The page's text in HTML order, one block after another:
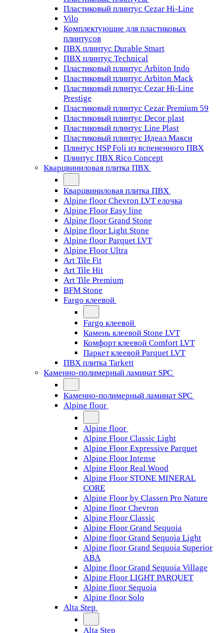
Пластиковый плинтус Cezar Hi-Line
Vilo
Комплектующие для пластиковых
плинтусов
ПВХ плинтус Durable Smart
ПВХ плинтус Technical
Пластиковый плинтус Arbiton Indo
Пластиковый плинтус Arbiton Mack
Пластиковый плинтус Cezar Hi-Line
Prestige
Пластиковый плинтус Cezar Premium 59
Пластиковый плинтус Decor plast
Пластиковый плинтус Line Plast
Пластиковый плинтус Идеал Макси
Плинтус HSP Foli из вспененного ПВХ
Плинтус ПВХ Rico Concept
Кварцвиниловая плитка ПВХ
Кварцвиниловая плитка ПВХ
Alpine floor Chevron LVT елочка
Alpine Floor Easy line
Alpine floor Grand Stone
Alpine floor Light Stone
Alpine floor Parquet LVT
Alpine Floor Ultra
Art Tile Fit
Art Tile Hit
Art Tile Premium
BFM Stone
Fargo клеевой
Fargo клеевой
Камень клеевой Stone LVT
Комфорт клеевой Comfort LVT
Паркет клеевой Parquet LVT
ПВХ плитка Tarkett
Каменно-полимерный ламинат SPC
Каменно-полимерный ламинат SPC
Alpine floor
Alpine floor
Alpine Floor Classic Light
Alpine Floor Expressive Parquet
Alpine Floor Intense
Alpine Floor Real Wood
Alpine Floor STONE MINERAL
CORE
Alpine Floor by Classen Pro Nature
Alpine floor Chevron
Alpine Floor Classic
Alpine Floor Grand Sequoia
Alpine floor Grand Sequoia Light
Alpine floor Grand Sequoia Superior
ABA
Alpine floor Grand Sequoia Village
Alpine Floor LIGHT PARQUET
Alpine floor Sequoia
Alpine floor Solo
Alta Step
Alta Step